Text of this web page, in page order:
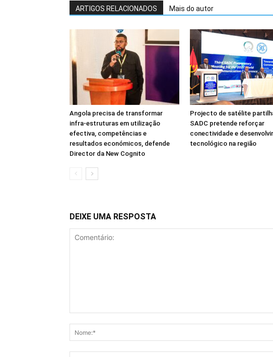
ARTIGOS RELACIONADOS Mais do autor
Angola precisa de transformar
infra-estruturas em utilização
efectiva, competências e
resultados económicos, defende
Director da New Cognito
Projecto de satélite
SADC pretende reforçar
conectividade e
tecnológico na região
DEIXE UMA RESPOSTA